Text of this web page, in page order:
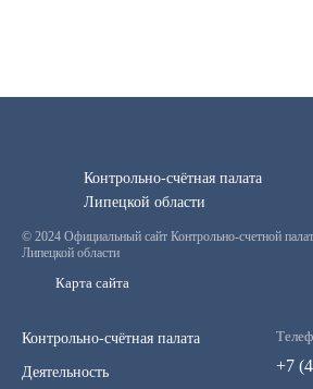
Контрольно-счётная палата
Липецкой области
© 2024 Официальный сайт Контрольно-счетной
Липецкой области
Карта сайта
Контрольно-счётная палата
Деятельность +7